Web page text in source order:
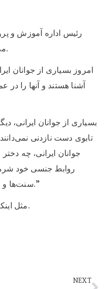
می‌کند که به ازدواج موقت اقدام کنند.
امروز بسیاری از جوانان
آشنا هستند و آنها را
بسیاری از جوانان ایرانی،
تابوی دست ‌نازدنی
جوانان ایرانی، چه
روابط جنسی خود
سنت‌ها و محدودیت‌های ایدئولوژیک می‌پردازند.”
مثل اینکه خدا خواسته و عدو سبب خیر شده.
NEXT